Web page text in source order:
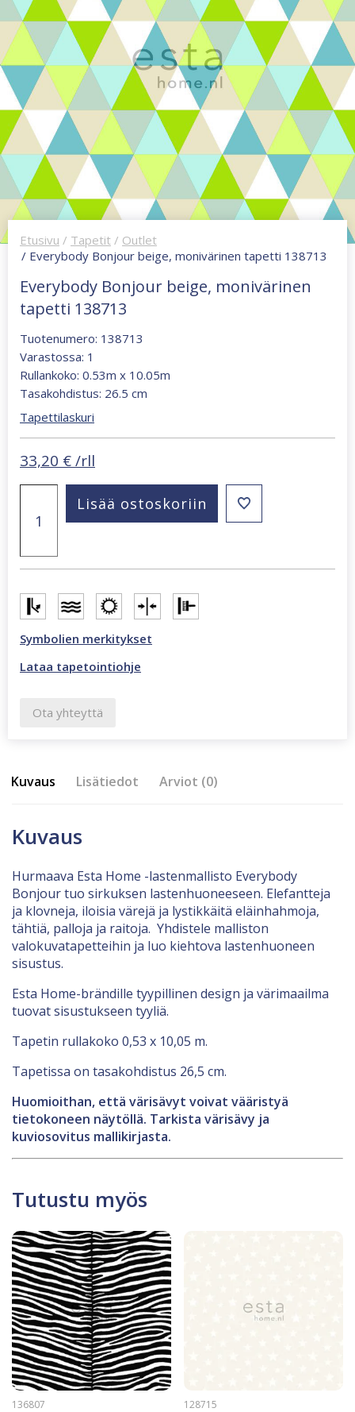
Etusivu / Tapetit / Outlet
/ Everybody Bonjour beige, monivärinen tapetti 138713
Everybody Bonjour beige, monivärinen
tapetti 138713
Tuotenumero: 138713
Varastossa: 1
Rullankoko: 0.53m x 10.05m
Tasakohdistus: 26.5 cm
Tapettilaskuri
Alkuperäinen
hinta
77,00 €.
33,20 €Nykyinen
hinta
on:
33,20 €.
/rll
beige,
tapetti
138713
Lisää ostoskoriin
Symbolien merkitykset
Lataa tapetointiohje
Ota yhteyttä
Kuvaus Lisätiedot Arviot (0)
Kuvaus
Hurmaava Esta Home -lastenmallisto Everybody
Bonjour tuo sirkuksen lastenhuoneeseen. Elefantteja
ja klovneja, iloisia värejä ja lystikkäitä eläinhahmoja,
tähtiä, palloja ja raitoja. Yhdistele malliston
valokuvatapetteihin ja luo kiehtova lastenhuoneen
sisustus.
Esta Home-brändille tyypillinen design ja värimaailma
tuovat sisustukseen tyyliä.
Tapetin rullakoko 0,53 x 10,05 m.
Tapetissa on tasakohdistus 26,5 cm.
Huomioithan, että värisävyt voivat vääristyä
tietokoneen näytöllä. Tarkista värisävy ja
kuviosovitus mallikirjasta.
Tutustu myös
136807 128715